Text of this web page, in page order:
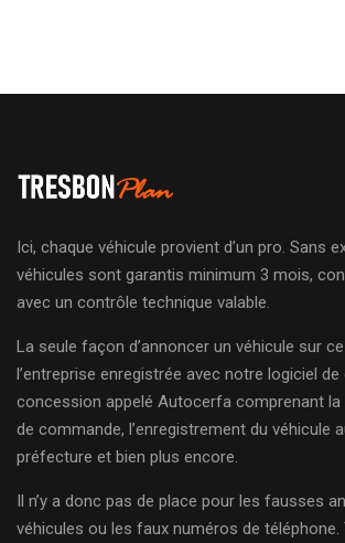
Ici, chaque véhicule provient d’un pro. Sans
véhicules sont garantis minimum 3 mois,
avec un contrôle technique valable.
La seule façon d’annoncer un véhicule sur
l’entreprise enregistrée avec notre logiciel
concession appelé Autocerfa comprenant
de commande, l’enregistrement du véhicule
préfecture et bien plus encore.
Il n’y a donc pas de place pour les fausses
véhicules ou les faux numéros de téléphone.